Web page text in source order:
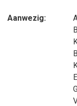
Aanwezig: